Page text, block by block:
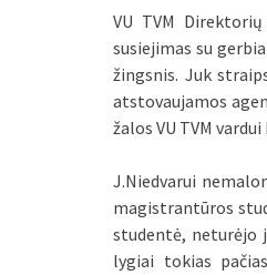
VU TVM
susiejimas su
žingsnis. Juk
atstovaujamos
žalos VU TVM
J.Niedvarui
magistrantūros
studentė, neturėjo
lygiai tokias